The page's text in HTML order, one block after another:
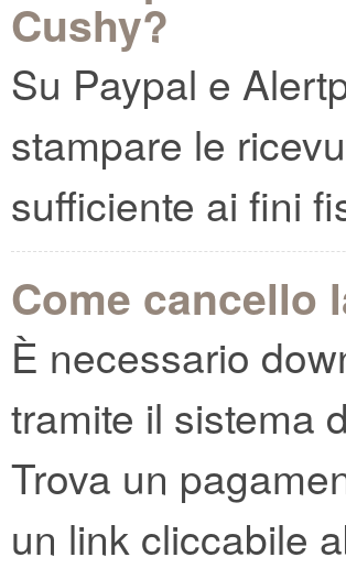
Cushy?
Su Paypal e
stampare le
sufficiente ai fini
Come cancello
È necessario
tramite il sistema
Trova un
un link cliccabile